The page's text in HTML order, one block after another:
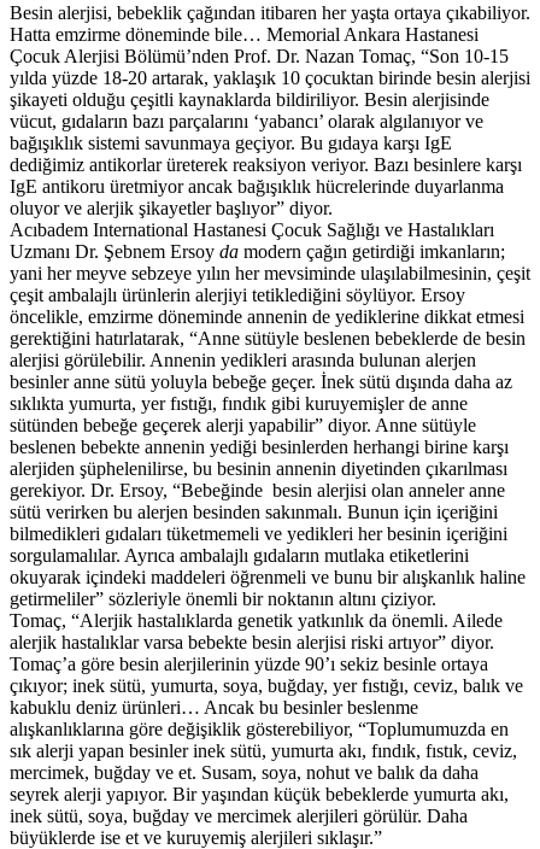
Besin alerjisi, bebeklik çağından itibaren her yaşta ortaya çıkabiliyor.
Hatta emzirme döneminde bile… Memorial Ankara Hastanesi
Çocuk Alerjisi Bölümü’nden Prof. Dr. Nazan Tomaç, “Son 10-15
yılda yüzde 18-20 artarak, yaklaşık 10 çocuktan birinde besin alerjisi
şikayeti olduğu çeşitli kaynaklarda bildiriliyor. Besin alerjisinde
vücut, gıdaların bazı parçalarını ‘yabancı’ olarak algılanıyor ve
bağışıklık sistemi savunmaya geçiyor. Bu gıdaya karşı IgE
dediğimiz antikorlar üreterek reaksiyon veriyor. Bazı besinlere karşı
IgE antikoru üretmiyor ancak bağışıklık hücrelerinde duyarlanma
oluyor ve alerjik şikayetler başlıyor” diyor.
Acıbadem International Hastanesi Çocuk Sağlığı ve Hastalıkları
Uzmanı Dr. Şebnem Ersoy da modern çağın getirdiği imkanların;
yani her meyve sebzeye yılın her mevsiminde ulaşılabilmesinin, çeşit
çeşit ambalajlı ürünlerin alerjiyi tetiklediğini söylüyor. Ersoy
öncelikle, emzirme döneminde annenin de yediklerine dikkat etmesi
gerektiğini hatırlatarak, “Anne sütüyle beslenen bebeklerde de besin
alerjisi görülebilir. Annenin yedikleri arasında bulunan alerjen
besinler anne sütü yoluyla bebeğe geçer. İnek sütü dışında daha az
sıklıkta yumurta, yer fıstığı, fındık gibi kuruyemişler de anne
sütünden bebeğe geçerek alerji yapabilir” diyor. Anne sütüyle
beslenen bebekte annenin yediği besinlerden herhangi birine karşı
alerjiden şüphelenilirse, bu besinin annenin diyetinden çıkarılması
gerekiyor. Dr. Ersoy, “Bebeğinde besin alerjisi olan anneler anne
sütü verirken bu alerjen besinden sakınmalı. Bunun için içeriğini
bilmedikleri gıdaları tüketmemeli ve yedikleri her besinin içeriğini
sorgulamalılar. Ayrıca ambalajlı gıdaların mutlaka etiketlerini
okuyarak içindeki maddeleri öğrenmeli ve bunu bir alışkanlık haline
getirmeliler” sözleriyle önemli bir noktanın altını çiziyor.
Tomaç, “Alerjik hastalıklarda genetik yatkınlık da önemli. Ailede
alerjik hastalıklar varsa bebekte besin alerjisi riski artıyor” diyor.
Tomaç’a göre besin alerjilerinin yüzde 90’ı sekiz besinle ortaya
çıkıyor; inek sütü, yumurta, soya, buğday, yer fıstığı, ceviz, balık ve
kabuklu deniz ürünleri… Ancak bu besinler beslenme
alışkanlıklarına göre değişiklik gösterebiliyor, “Toplumumuzda en
sık alerji yapan besinler inek sütü, yumurta akı, fındık, fıstık, ceviz,
mercimek, buğday ve et. Susam, soya, nohut ve balık da daha
seyrek alerji yapıyor. Bir yaşından küçük bebeklerde yumurta akı,
inek sütü, soya, buğday ve mercimek alerjileri görülür. Daha
büyüklerde ise et ve kuruyemiş alerjileri sıklaşır.”